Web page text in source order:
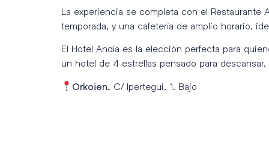
La experiencia se completa con el
temporada, y una cafetería de amplio horario,
El Hotel Andía es la elección perfecta para
un hotel de 4 estrellas pensado para
Orkoien. C/ Ipertegui, 1. Bajo